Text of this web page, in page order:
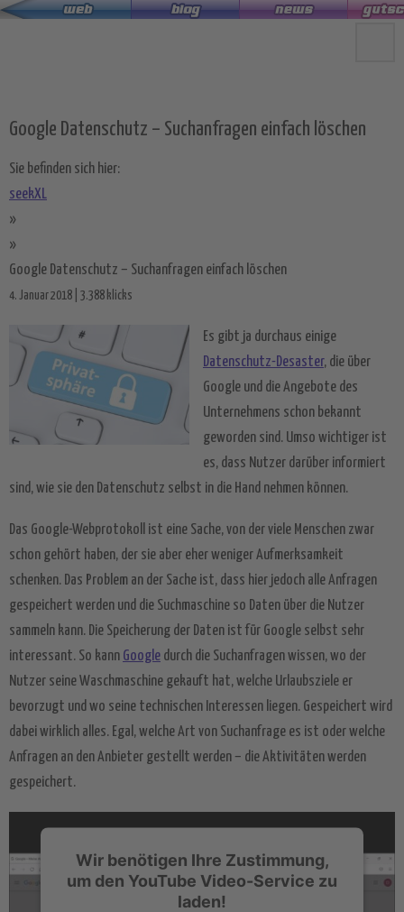
Zum
Google Datenschutz – Suchanfragen einfach löschen
Sie befinden sich hier:
seekXL
»
»
Google Datenschutz – Suchanfragen einfach löschen
4. Januar 2018 | 3.388 klicks
Es gibt ja durchaus einige
Datenschutz-Desaster, die über
Google und die Angebote des
Unternehmens schon bekannt
geworden sind. Umso wichtiger ist
es, dass Nutzer darüber informiert
sind, wie sie den Datenschutz selbst in die Hand nehmen können.
Das Google-Webprotokoll ist eine Sache, von der viele Menschen zwar
schon gehört haben, der sie aber eher weniger Aufmerksamkeit
schenken. Das Problem an der Sache ist, dass hier jedoch alle Anfragen
gespeichert werden und die Suchmaschine so Daten über die Nutzer
sammeln kann. Die Speicherung der Daten ist für Google selbst sehr
interessant. So kann Google durch die Suchanfragen wissen, wo der
Nutzer seine Waschmaschine gekauft hat, welche Urlaubsziele er
bevorzugt und wo seine technischen Interessen liegen. Gespeichert wird
dabei wirklich alles. Egal, welche Art von Suchanfrage es ist oder welche
Anfragen an den Anbieter gestellt werden – die Aktivitäten werden
gespeichert.
Wir benötigen Ihre Zustimmung,
um den YouTube Video-Service zu
laden!